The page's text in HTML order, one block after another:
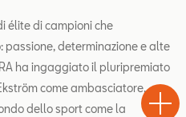
élite di campioni che
passione, determinazione e alte
ha ingaggiato il pluripremiato
come ambasciatore,
dello sport come la
Test
Drive
Chiama